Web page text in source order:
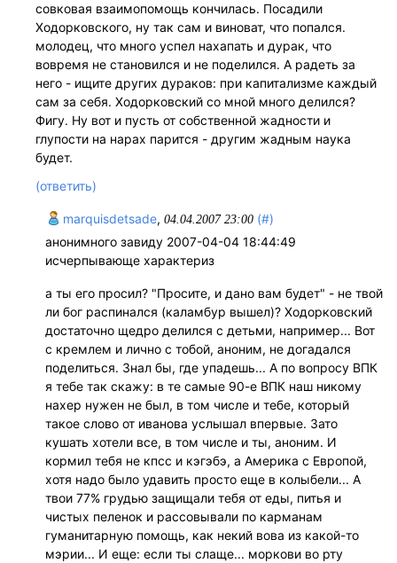
совковая взаимопомощь кончилась. Посадили
Ходорковского, ну так сам и виноват, что попался.
молодец, что много успел нахапать и дурак, что
вовремя не становился и не поделился. А радеть за
него - ищите других дураков: при капитализме каждый
сам за себя. Ходорковский со мной много делился?
Фигу. Ну вот и пусть от собственной жадности и
глупости на нарах парится - другим жадным наука
будет.
(ответить)
marquisdetsade,04.04.2007 23:00 (#)
анонимного завиду 2007-04-04 18:44:49
исчерпывающе характериз
а ты его просил? "Просите, и дано вам будет" - не твой
ли бог распинался (каламбур вышел)? Ходорковский
достаточно щедро делился с детьми, например... Вот
с кремлем и лично с тобой, аноним, не догадался
поделиться. Знал бы, где упадешь... А по вопросу ВПК
я тебе так скажу: в те самые 90-е ВПК наш никому
нахер нужен не был, в том числе и тебе, который
такое слово от иванова услышал впервые. Зато
кушать хотели все, в том числе и ты, аноним. И
кормил тебя не кпсс и кэгэбэ, а Америка с Европой,
хотя надо было удавить просто еще в колыбели... А
твои 77% грудью защищали тебя от еды, питья и
чистых пеленок и рассовывали по карманам
гуманитарную помощь, как некий вова из какой-то
мэрии... И еще: если ты слаще... моркови во рту